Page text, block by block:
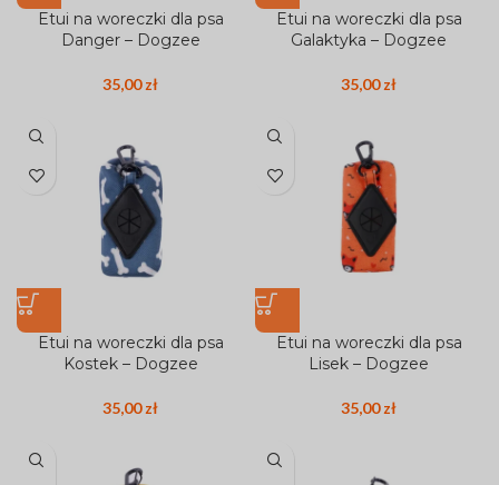
Etui na woreczki dla psa
Danger – Dogzee
35,00zł
Etui na woreczki dla psa
Galaktyka – Dogzee
35,00zł
Etui na woreczki dla psa
Kostek – Dogzee
35,00zł
Etui na woreczki dla psa
Lisek – Dogzee
35,00zł